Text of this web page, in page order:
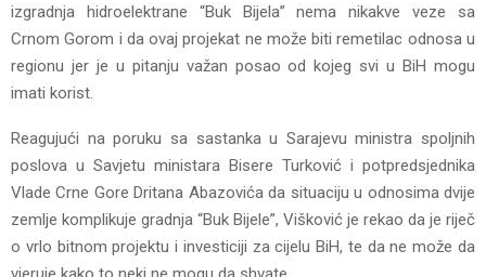
izgradnja hidroelektrane “Buk Bijela” nema nikakve veze sa
Crnom Gorom i da ovaj projekat ne može biti remetilac odnosa u
regionu jer je u pitanju važan posao od kojeg svi u BiH mogu
imati korist.
Reagujući na poruku sa sastanka u Sarajevu ministra spoljnih
poslova u Savjetu ministara Bisere Turković i potpredsjednika
Vlade Crne Gore Dritana Abazovića da situaciju u odnosima dvije
zemlje komplikuje gradnja “Buk Bijele”, Višković je rekao da je riječ
o vrlo bitnom projektu i investiciji za cijelu BiH, te da ne može da